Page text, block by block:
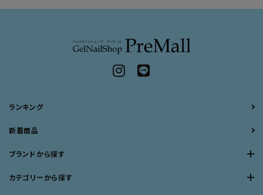
ランキング
新着商品
ブランドから探す
カテゴリーから探す